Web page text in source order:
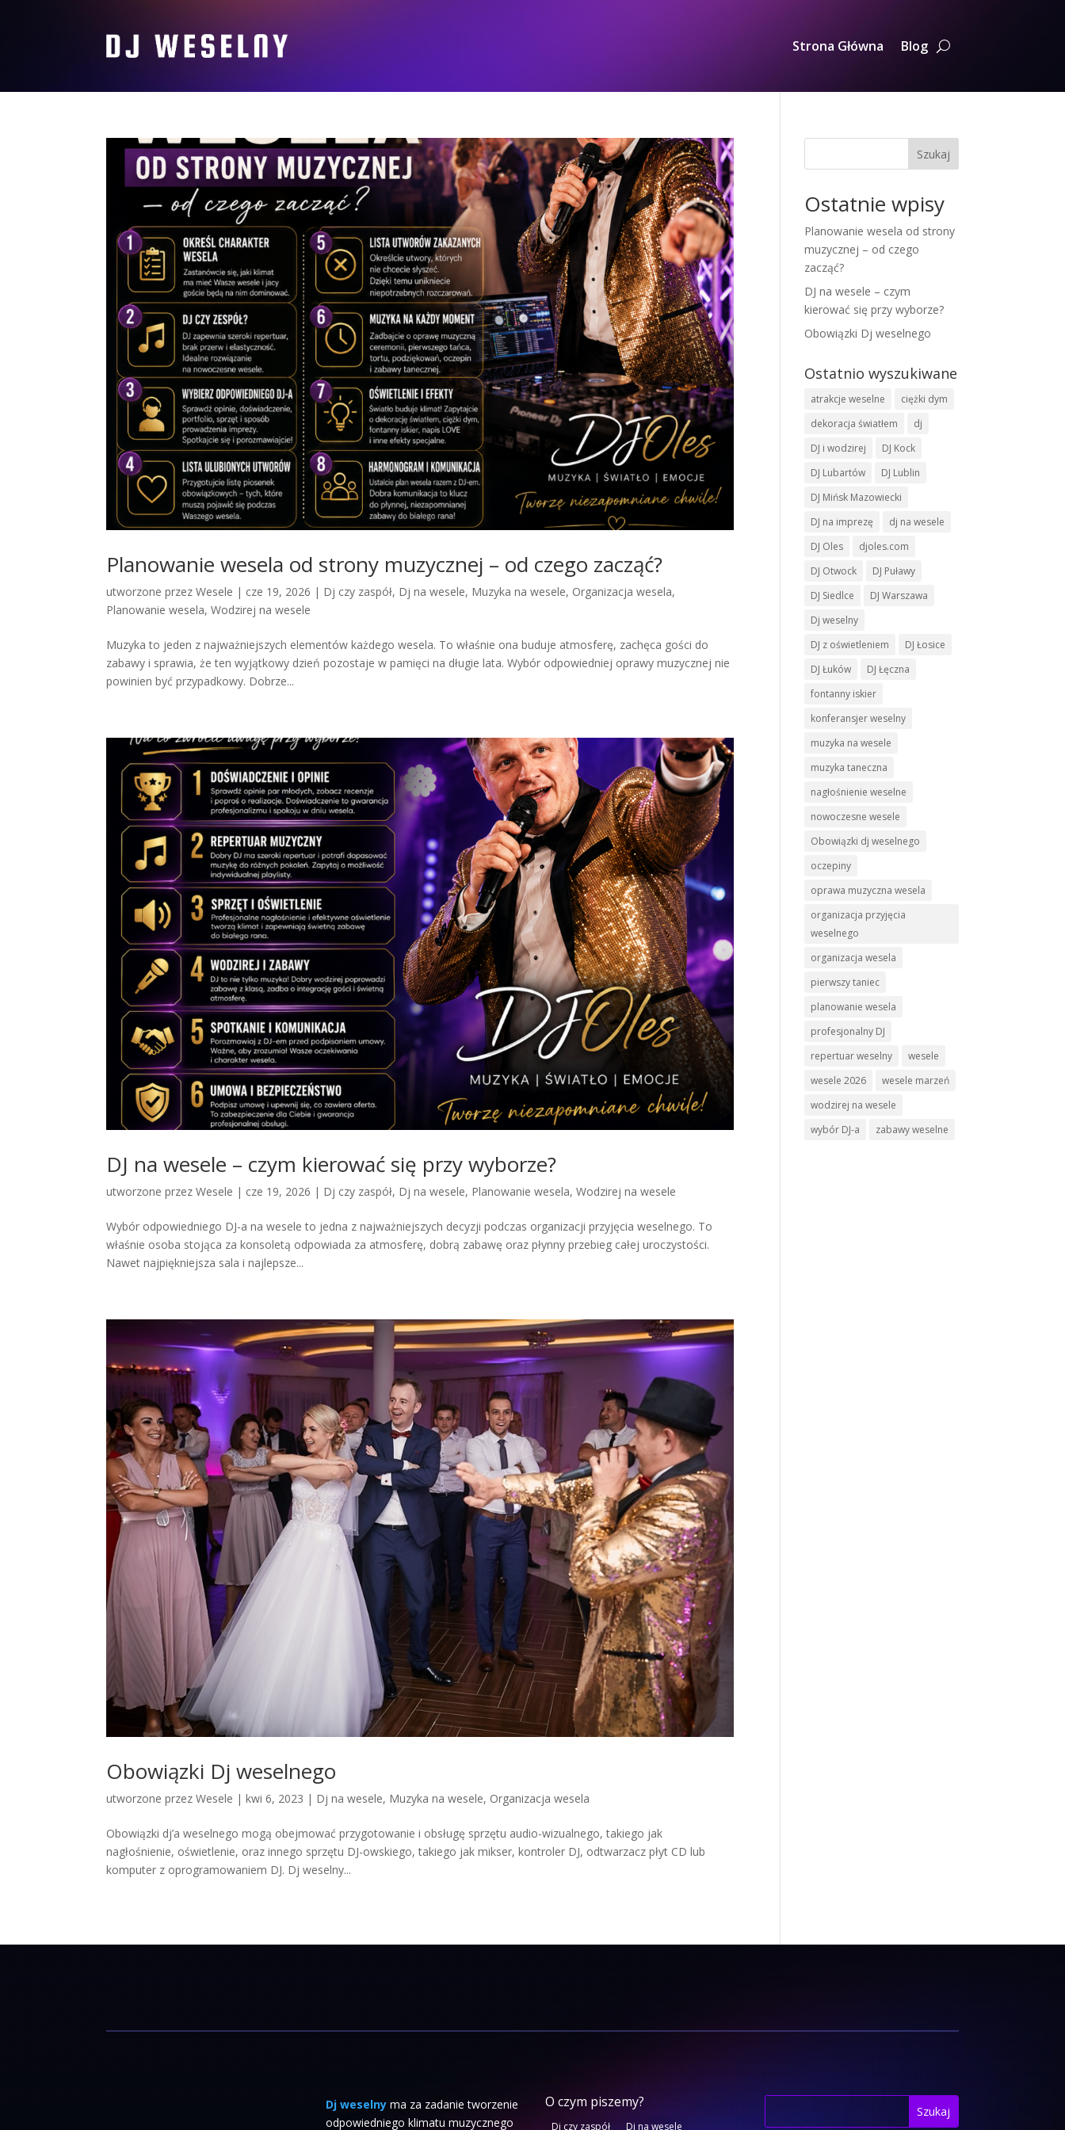
Strona Główna Blog
Planowanie wesela od strony muzycznej – od czego zacząć?
utworzone przezWesele | cze 19, 2026 | Dj czy zaspół, Dj na wesele, Muzyka na wesele, Organizacja wesela,
Planowanie wesela,Wodzirej na wesele
Muzyka to jeden z najważniejszych elementów każdego wesela. To właśnie ona buduje atmosferę, zachęca gości do
zabawy i sprawia, że ten wyjątkowy dzień pozostaje w pamięci na długie lata. Wybór odpowiedniej oprawy muzycznej nie
powinien być przypadkowy. Dobrze...
DJ na wesele – czym kierować się przy wyborze?
utworzone przezWesele | cze 19, 2026 | Dj czy zaspół, Dj na wesele, Planowanie wesela,Wodzirej na wesele
Wybór odpowiedniego DJ-a na wesele to jedna z najważniejszych decyzji podczas organizacji przyjęcia weselnego. To
właśnie osoba stojąca za konsoletą odpowiada za atmosferę, dobrą zabawę oraz płynny przebieg całej uroczystości.
Nawet najpiękniejsza sala i najlepsze...
Obowiązki Dj weselnego
utworzone przezWesele |kwi 6, 2023 | Dj na wesele, Muzyka na wesele, Organizacja wesela
Obowiązki dj’a weselnego mogą obejmować przygotowanie i obsługę sprzętu audio-wizualnego, takiego jak
nagłośnienie, oświetlenie, oraz innego sprzętu DJ-owskiego, takiego jak mikser, kontroler DJ, odtwarzacz płyt CD lub
komputer z oprogramowaniem DJ. Dj weselny...
Szukaj
Ostatnie wpisy
Planowanie wesela od strony
muzycznej – od czego
zacząć?
DJ na wesele – czym
kierować się przy wyborze?
Obowiązki Dj weselnego
Ostatnio wyszukiwane
atrakcje weselne
ciężki dym
dekoracja światłem
dj
DJ i wodzirej
DJ Kock
DJ Lubartów
DJ Lublin
DJ Mińsk Mazowiecki
DJ na imprezę
dj na wesele
DJ Oles
djoles.com
DJ Otwock
DJ Puławy
DJ Siedlce
DJ Warszawa
Dj weselny
DJ z oświetleniem
DJ Łosice
DJ Łuków
DJ Łęczna
fontanny iskier
konferansjer weselny
muzyka na wesele
muzyka taneczna
nagłośnienie weselne
nowoczesne wesele
Obowiązki dj weselnego
oczepiny
oprawa muzyczna wesela
organizacja przyjęcia
weselnego
organizacja wesela
pierwszy taniec
planowanie wesela
profesjonalny DJ
repertuar weselny
wesele
wesele 2026
wesele marzeń
wodzirej na wesele
wybór DJ-a
zabawy weselne
Dj weselny ma za zadanie tworzenie
odpowiedniego klimatu muzycznego
O czym piszemy?
Dj czy zaspół Dj na wesele